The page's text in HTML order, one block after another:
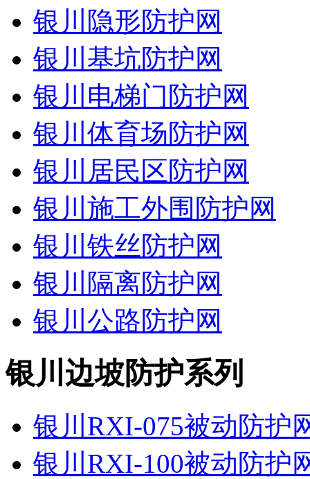
银川隐形防护网
银川基坑防护网
银川电梯门防护网
银川体育场防护网
银川居民区防护网
银川施工外围防护网
银川铁丝防护网
银川隔离防护网
银川公路防护网
银川边坡防护系列
银川RXI-075被动防护
银川RXI-100被动防护